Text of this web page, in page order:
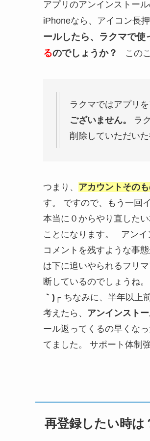
アプリのアンインストー
iPhoneなら、アイコン長
ールしたら、ラクマで使
るのでしょうか？ この
ラクマではアプリ
ございません。
ラ
削除していただい
つまり、 アカウントその
す。 ですので、もう一回
本当に０からやり直した
ことになります。 アンイ
コメントを残すような事
は下に追いやられるフリ
断しているのでしょうね
｀)┌ ちなみに、半年以上
考えたら、 アンインスト
ール返ってくるの早くな
てました。 サポート体制
再登録したい時は